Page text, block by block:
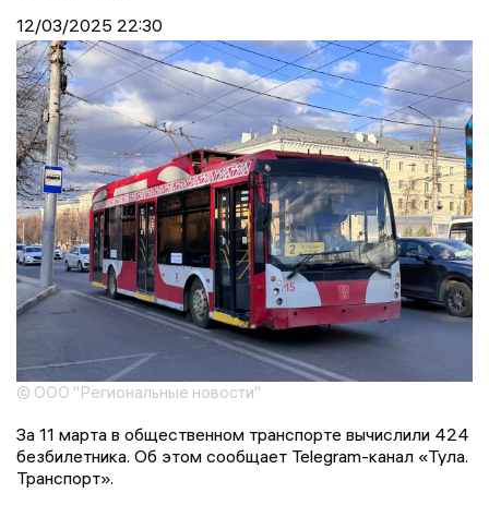
12/03/2025 22:30
© ООО "Региональные новости"
За 11 марта в общественном транспорте вычислили 424
безбилетника. Об этом сообщает Telegram-канал «Тула.
Транспорт».